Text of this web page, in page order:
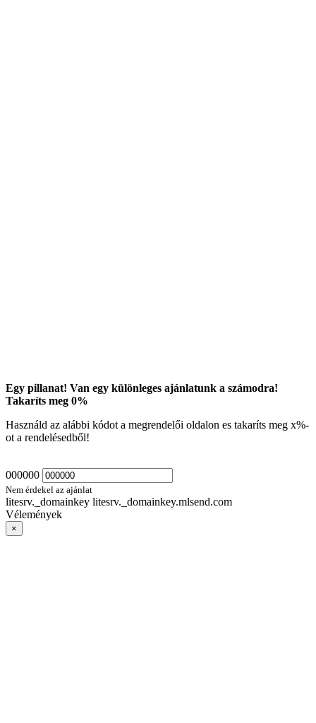
Egy pillanat! Van egy különleges ajánlatunk a számodra!
Takaríts meg 0%
Használd az alábbi kódot a megrendelői oldalon es takaríts meg x%-
ot a rendelésedből!
000000
Nem érdekel az ajánlat
litesrv._domainkey litesrv._domainkey.mlsend.com
Vélemények
×